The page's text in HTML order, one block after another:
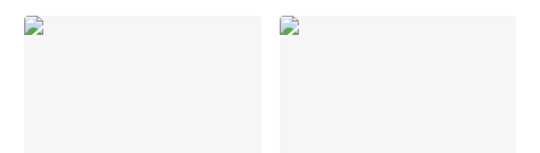
Autoliebhaber